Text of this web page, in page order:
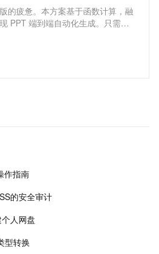
的疲惫。本方案基于函数计算，融
PPT 端到端自动化生成。只需一
槛，让人人都能轻松做出专业
作指南
的安全审计
人网盘
型转换